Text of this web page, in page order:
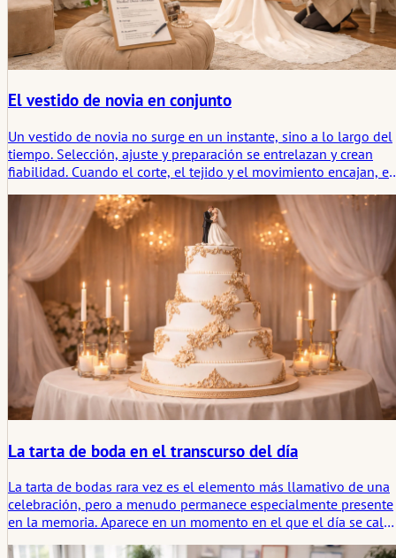
El vestido de novia en conjunto
Un vestido de novia no surge en un instante, sino a lo largo del
tiempo. Selección, ajuste y preparación se entrelazan y crean
fiabilidad. Cuando el corte, el tejido y el movimiento encajan, el
presencia de la novia.
La tarta de boda en el transcurso del día
La tarta de bodas rara vez es el elemento más llamativo de una
celebración, pero a menudo permanece especialmente presente
en la memoria. Aparece en un momento en el que el día se